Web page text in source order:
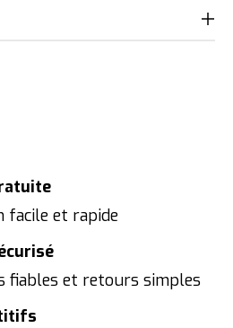
facile et rapide
fiables et retours simples